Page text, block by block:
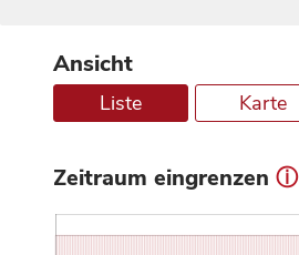
Ansicht
Liste Karte
Zeitraum eingrenzen ⓘ